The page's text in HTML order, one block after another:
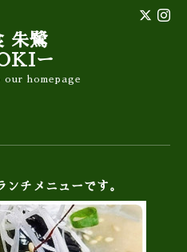
朱鷺
ー
homepage
チメニューです。